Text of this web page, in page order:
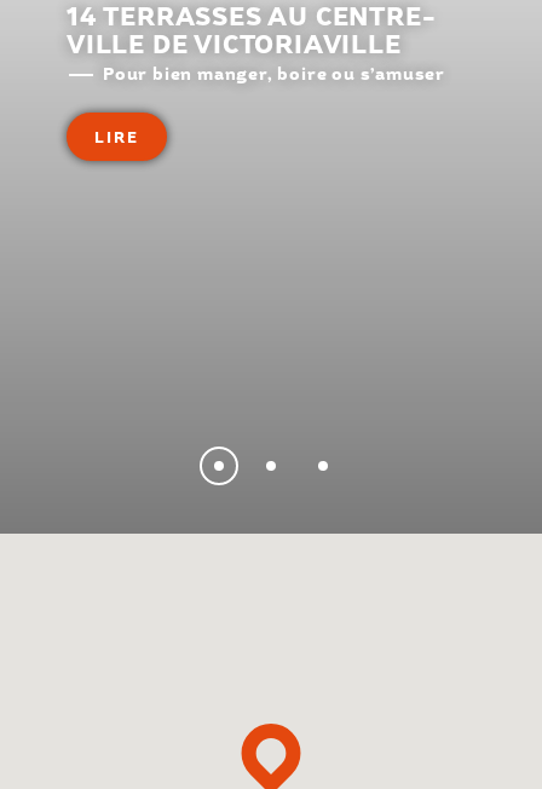
14 TERRASSES AU CENTRE-
VILLE DE VICTORIAVILLE
Pour bien manger, boire ou s’amuser
LIRE